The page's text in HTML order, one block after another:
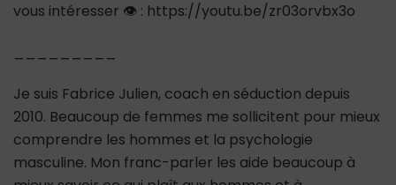
vous intéresser 👁 : https://youtu.be/zr03orvbx3o
Je suis Fabrice Julien, coach en séduction depuis
2010. Beaucoup de femmes me sollicitent pour mieux
comprendre les hommes et la psychologie
masculine. Mon franc-parler les aide beaucoup à